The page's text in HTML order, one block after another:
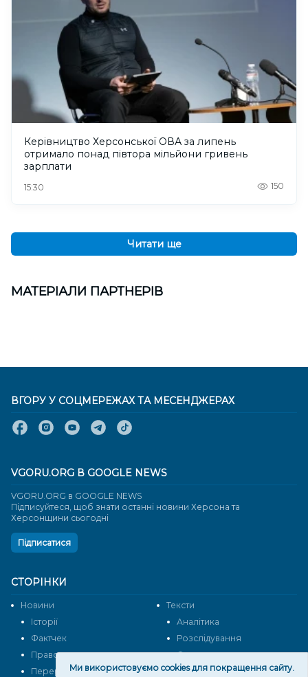
Керівництво Херсонської ОВА за липень
отримало понад півтора мільйони гривень
зарплати
15:30 150
Читати ще
МАТЕРІАЛИ ПАРТНЕРІВ
СТОРІНКИ
Новини
Тексти
Історії
Аналітика
Фактчек
Розслідування
Право
Фото
Перерва на каву
Промо
ВГОРУ У СОЦМЕРЕЖАХ ТА МЕСЕНДЖЕРАХ
VGORU.ORG В GOOGLE NEWS
VGORU.ORG в GOOGLE NEWS
Підписуйтеся, щоб знати останні новини Херсона та
Херсонщини сьогодні
Підписатися
Ми використовуємо cookies для покращення сайту.